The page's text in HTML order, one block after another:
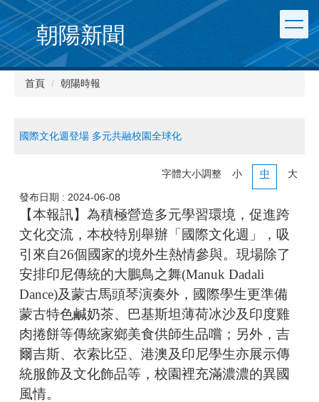
朝陽新聞
首頁 朝陽時報
國際文化週登場 多元共融校園全球化
字體大小調整 小 中 大
發布日期 : 2024-06-08
【本報訊】為積極營造多元學習環境，促進跨
文化交流，本校特別舉辦「國際文化週」，吸
引來自26個國家的境外生熱情參與。現場除了
安排印尼傳統的大鵬鳥之舞(Manuk Dadali
Dance)及蒙古馬頭琴演奏外，國際學生更準備
蒙古特色鹹奶茶、巴基斯坦薄荷冰沙及印度雞
肉捲餅等傳統家鄉美食供師生品嚐；另外，吉
爾吉斯、衣索比亞、港澳及印尼學生亦展示傳
統服飾及文化飾品等，校園裡充滿濃濃的異國
風情。